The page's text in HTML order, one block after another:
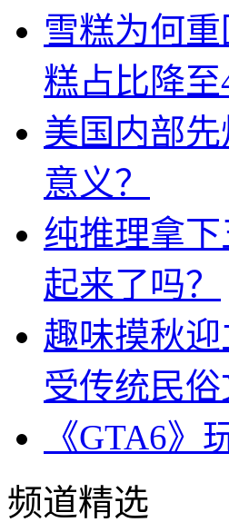
雪糕为何
糕占比降至
美国内部
意义？
纯推理拿
起来了吗？
趣味摸秋
受传统民
《GTA6
频道精选